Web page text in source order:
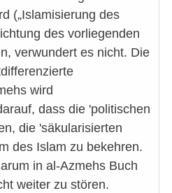
(„Islamisierung des
des vorliegenden
verwundert es nicht. Die
wird
dass die 'politischen
die 'säkularisierten
des Islam zu bekehren.
in al-Azmehs Buch
weiter zu stören.